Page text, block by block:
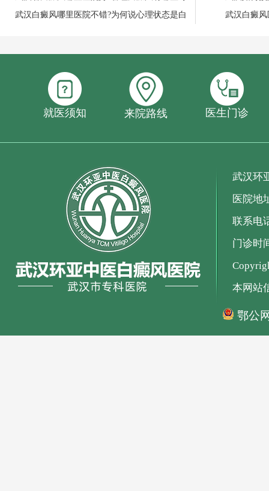
武汉白癜风哪里医院不错?为何说心理状态是白
武汉白癜
就医须知 来院路线 医生门诊
武汉环
医院地
联系电
门诊时
本网站
鄂公